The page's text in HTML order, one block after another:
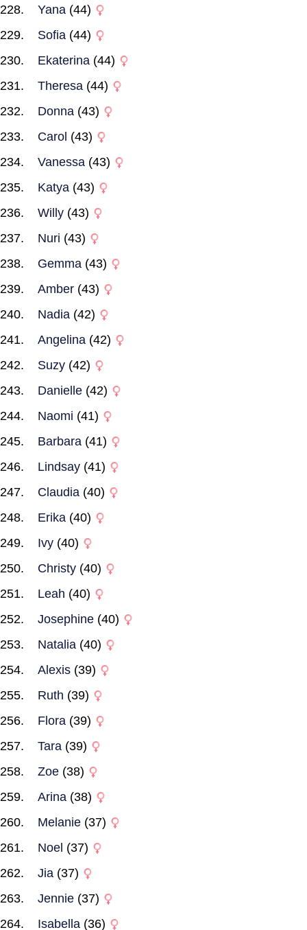
Yana (44)
Sofia (44)
Ekaterina (44)
Theresa (44)
Donna (43)
Carol (43)
Vanessa (43)
Katya (43)
Willy (43)
Nuri (43)
Gemma (43)
Amber (43)
Nadia (42)
Angelina (42)
Suzy (42)
Danielle (42)
Naomi (41)
Barbara (41)
Lindsay (41)
Claudia (40)
Erika (40)
Ivy (40)
Christy (40)
Leah (40)
Josephine (40)
Natalia (40)
Alexis (39)
Ruth (39)
Flora (39)
Tara (39)
Zoe (38)
Arina (38)
Melanie (37)
Noel (37)
Jia (37)
Jennie (37)
Isabella (36)